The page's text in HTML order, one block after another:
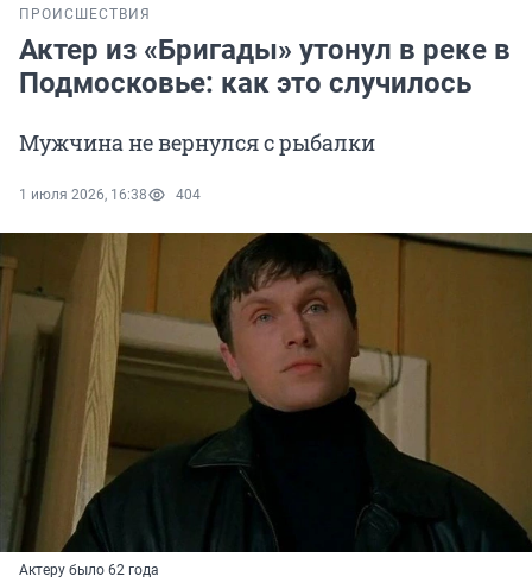
ПРОИСШЕСТВИЯ
Актер из «Бригады» утонул в реке в
Подмосковье: как это случилось
Мужчина не вернулся с рыбалки
1 июля 2026, 16:38 404
Актеру было 62 года